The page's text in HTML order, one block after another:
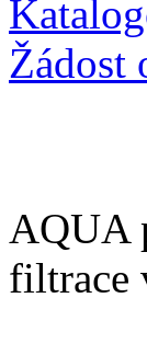
Žádost
AQUA
filtrace